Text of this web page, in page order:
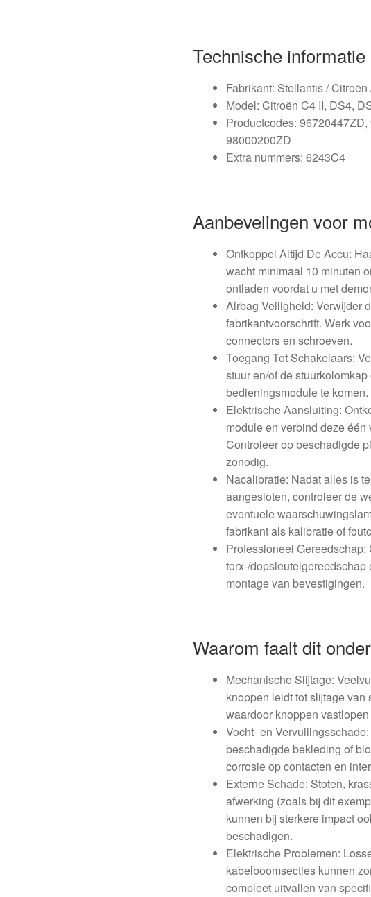
Technische informatie
Fabrikant: Stellantis /
Model: Citroën C4 II, DS4,
Productcodes:
98000200ZD
Extra nummers: 6243C4
Aanbevelingen voor
Ontkoppel Altijd De Accu:
wacht minimaal 10 minuten
ontladen voordat u met
Airbag Veiligheid: Verwijder
fabrikantvoorschrift. Werk
connectors en schroeven.
Toegang Tot Schakelaars:
stuur en/of de
bedieningsmodule te komen.
Elektrische Aansluiting:
module en verbind deze
Controleer op beschadigde
zonodig.
Nacalibratie: Nadat alles is
aangesloten, controleer de
eventuele
fabrikant als kalibratie of
Professioneel Gereedschap:
torx-/
montage van bevestigingen.
Waarom faalt dit
Mechanische Slijtage:
knoppen leidt tot slijtage
waardoor knoppen
Vocht- en
beschadigde bekleding of
corrosie op contacten en
Externe Schade: Stoten,
afwerking (zoals bij dit
kunnen bij sterkere impact
beschadigen.
Elektrische Problemen:
kabelboomsecties kunnen
compleet uitvallen van